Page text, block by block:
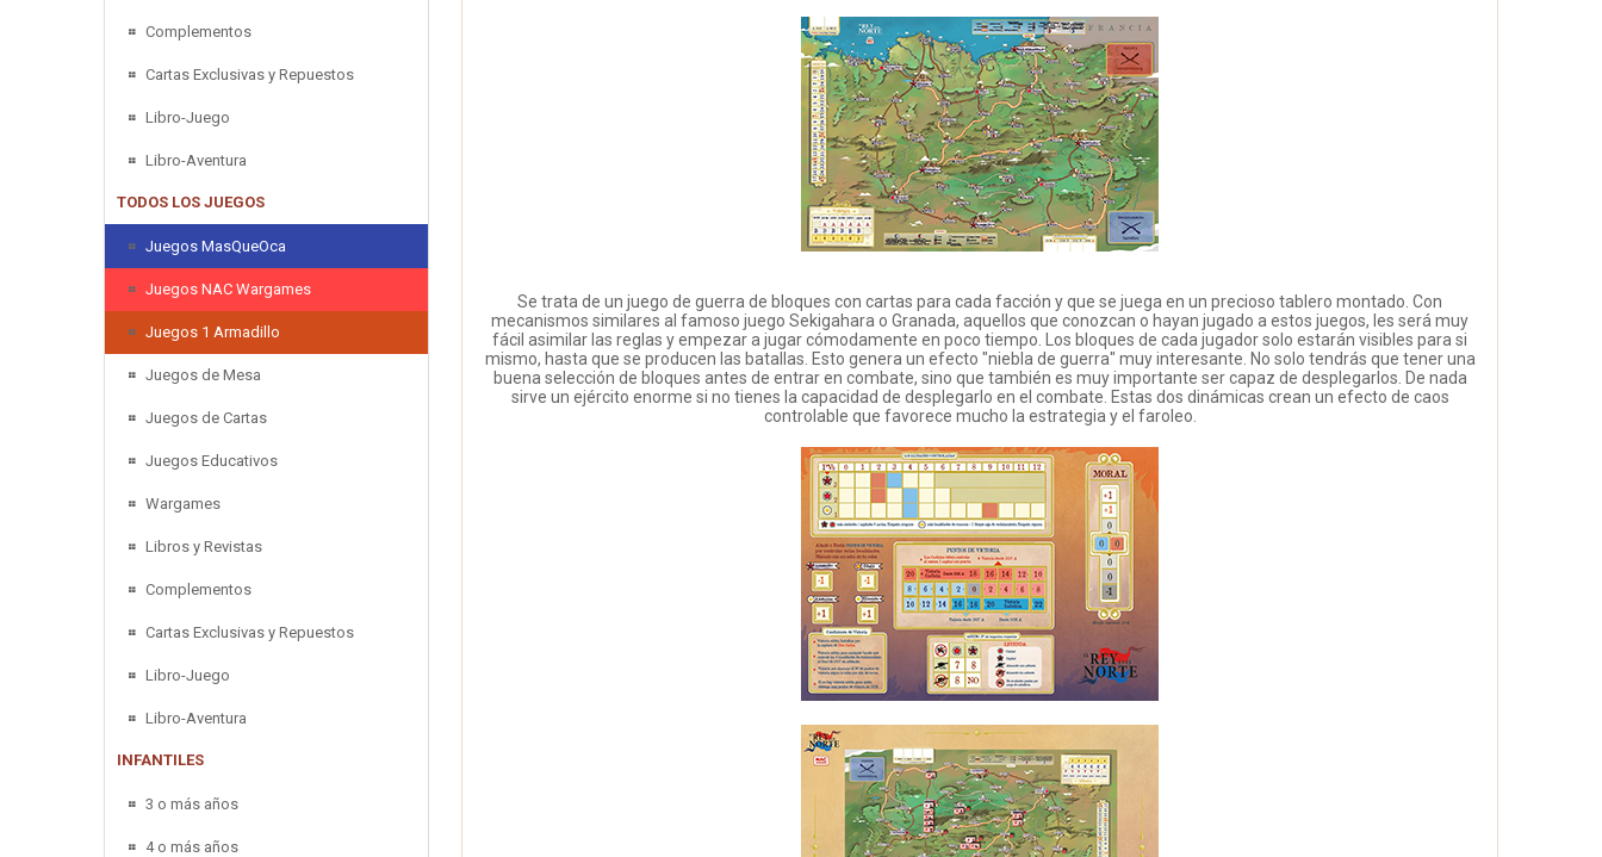
Complementos
Cartas Exclusivas y Repuestos
Libro-Juego
Libro-Aventura
TODOS LOS JUEGOS
Juegos MasQueOca
Juegos NAC Wargames
Juegos 1 Armadillo
Juegos de Mesa
Juegos de Cartas
Juegos Educativos
Wargames
Libros y Revistas
Complementos
Cartas Exclusivas y Repuestos
Libro-Juego
Libro-Aventura
INFANTILES
3 o más años
4 o más años
Se trata de un juego de guerra de bloques con cartas para cada facción y que se juega en un precioso tablero montado. Con
mecanismos similares al famoso juego Sekigahara o Granada, aquellos que conozcan o hayan jugado a estos juegos, les será muy
fácil asimilar las reglas y empezar a jugar cómodamente en poco tiempo. Los bloques de cada jugador solo estarán visibles para si
mismo, hasta que se producen las batallas. Esto genera un efecto "niebla de guerra" muy interesante. No solo tendrás que tener una
buena selección de bloques antes de entrar en combate, sino que también es muy importante ser capaz de desplegarlos. De nada
sirve un ejército enorme si no tienes la capacidad de desplegarlo en el combate. Estas dos dinámicas crean un efecto de caos
controlable que favorece mucho la estrategia y el faroleo.